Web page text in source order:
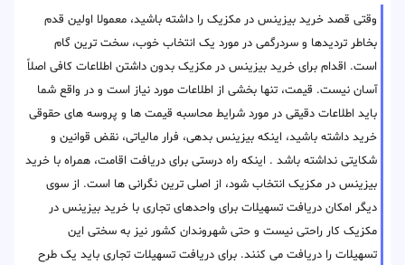
وقتی قصد خرید بیزینس در مکزیک را داشته باشید، معمولا اولین قدم
بخاطر تردیدها و سردرگمی در مورد یک انتخاب خوب، سخت ترین گام
است. اقدام برای خرید بیزینس در مکزیک بدون داشتن اطلاعات کافی اصلاً
آسان نیست. قیمت، تنها بخشی از اطلاعات مورد نیاز است و در واقع شما
باید اطلاعات دقیقی در مورد شرایط محاسبه قیمت ها و پروسه های حقوقی
خرید داشته باشید، اینکه بیزینس بدهی، فرار مالیاتی، نقض قوانین و
شکایتی نداشته باشد . اینکه راه درستی برای دریافت اقامت، همراه با خرید
بیزینس در مکزیک انتخاب شود، از اصلی ترین نگرانی ها است. از سوی
دیگر امکان دریافت تسهیلات برای واحدهای تجاری با خرید بیزینس در
مکزیک کار راحتی نیست و حتی شهروندان کشور نیز به سختی این
تسهیلات را دریافت می کنند. برای دریافت تسهیلات تجاری باید یک طرح